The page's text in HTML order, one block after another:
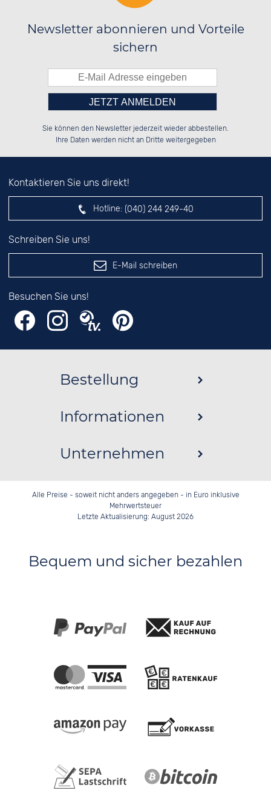
Newsletter abonnieren und Vorteile
sichern
░░░░██░░░░░░██░░░░░░██░░░░░░██░░
░░████░░░░████░░░░████░░░░████░░
░░░░██░░░░░░██░░░░░░██░░░░░░██░░
Bitte tragen Sie die Zahl in
das nebenstehende Feld ein.
Sie können den Newsletter jederzeit wieder abbestellen.
Ihre Daten werden nicht an Dritte weitergegeben
Kontaktieren Sie uns direkt!
Hotline: (040) 244 249-40
Schreiben Sie uns!
E-Mail schreiben
Besuchen Sie uns!
Bestellung
Informationen
Unternehmen
Alle Preise - soweit nicht anders angegeben - in Euro inklusive
Mehrwertsteuer
Letzte Aktualisierung: August 2026
Bequem und sicher bezahlen